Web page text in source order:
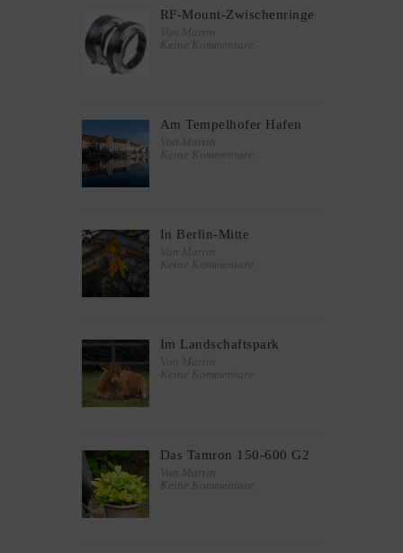
RF-Mount-Zwischenringe
Von Martin
Keine Kommentare
Am Tempelhofer Hafen
Von Martin
Keine Kommentare
In Berlin-Mitte
Von Martin
Keine Kommentare
Im Landschaftspark
Von Martin
Keine Kommentare
Das Tamron 150-600 G2
Von Martin
Keine Kommentare